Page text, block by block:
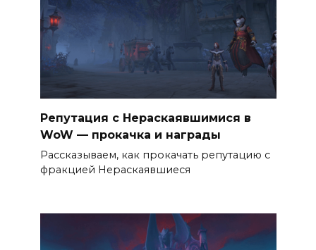
Репутация с Нераскаявшимися в
WoW — прокачка и награды
Рассказываем, как прокачать репутацию с
фракцией Нераскаявшиеся